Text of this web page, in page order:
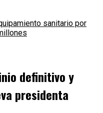
sanitario por
definitivo y
presidenta